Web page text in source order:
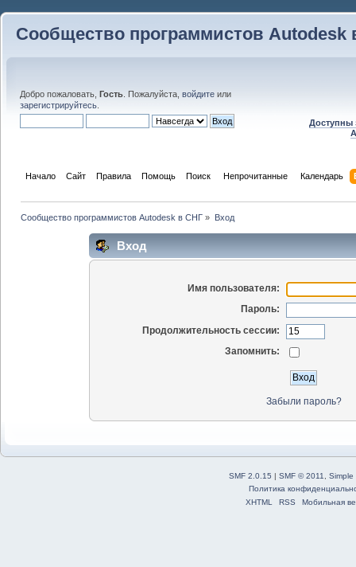
Сообщество программистов Autodesk
Добро пожаловать, Гость . Пожалуйста, войдите или
зарегистрируйтесь
Доступны
Начало Сайт Правила Помощь Поиск Непрочитанные Календарь
Сообщество программистов Autodesk в СНГ » Вход
Вход
Имя пользователя:
Пароль:
Продолжительность сессии:
Запомнить:
Забыли пароль?
SMF 2.0.15 SMF © 2011, Simple
Политика
XHTML
RSS Мобильная